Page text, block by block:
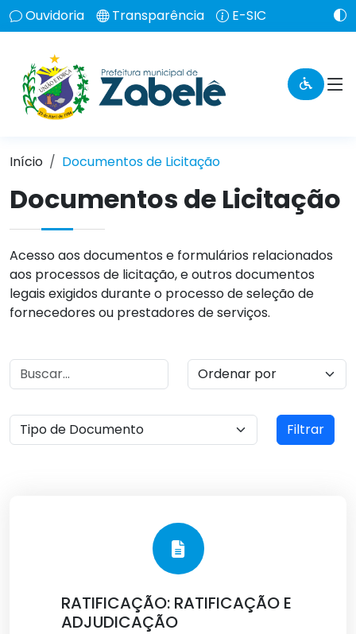
Ouvidoria Transparência E-SIC
Início Documentos de Licitação
Documentos de Licitação
Acesso aos documentos e formulários relacionados
aos processos de licitação, e outros documentos
legais exigidos durante o processo de seleção de
fornecedores ou prestadores de serviços.
Filtrar
RATIFICAÇÃO: RATIFICAÇÃO E
ADJUDICAÇÃO